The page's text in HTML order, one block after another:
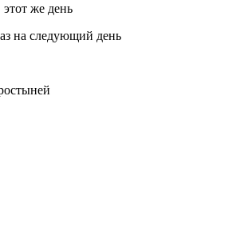
этот же день
на следующий день